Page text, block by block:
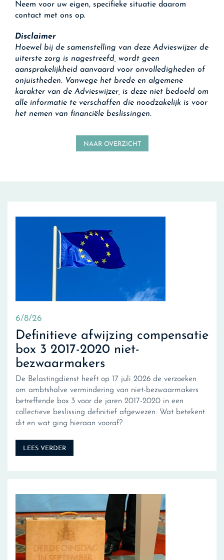
Neem voor uw eigen, specifieke situatie daarom
contact met ons op.
Disclaimer
Hoewel bij de samenstelling van deze Advieswijzer de
uiterste zorg is nagestreefd, wordt geen
aansprakelijkheid aanvaard voor onvolledigheden of
onjuistheden. Vanwege het brede en algemene
karakter van de Advieswijzer, is deze niet bedoeld om
alle informatie te verschaffen die noodzakelijk is voor
het nemen van financiële beslissingen.
NAAR OVERZICHT
6/8/26
Definitieve afwijzing compensatie
box 3 2017-2020 niet-
bezwaarmakers
De Belastingdienst heeft op 17 juli 2026 de verzoeken
om ambtshalve vermindering van niet-bezwaarmakers
betreffende box 3 voor de jaren 2017-2020 in een
collectieve beslissing definitief afgewezen. Wat betekent
dit en wat ging hieraan vooraf?
LEES VERDER